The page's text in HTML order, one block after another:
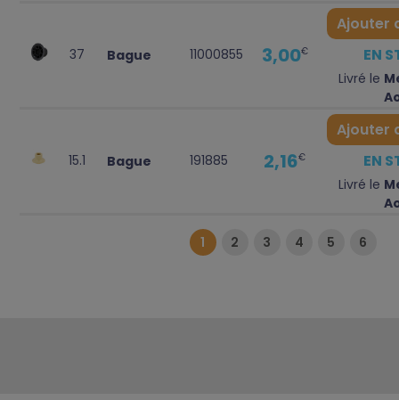
37 Bague 11000855 3,00€
Ajouter
EN
Livré le
15.1 Bague 191885 2,16€
Ajouter
EN
Livré le
1 2 3 4 5 6